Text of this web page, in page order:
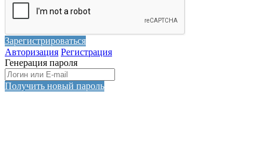
Зарегистрироваться
Авторизация Регистрация
Генерация пароля
Получить новый пароль